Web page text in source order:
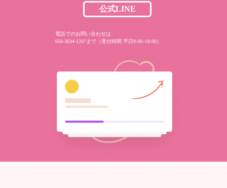
公式LINE
電話でのお問い合わせは
050-3634-1207まで（受付時間 平日9:00~18:00）